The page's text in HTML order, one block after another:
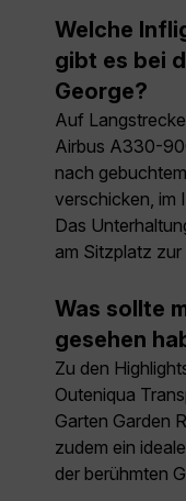
Welche
gibt es bei
George?
Auf
Airbus A330-
nach
verschicken, im
Das
am Sitzplatz
Was sollte
gesehen
Zu den
Outeniqua
Garten Garden
zudem ein
der berühmten